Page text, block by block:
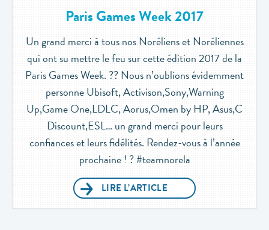
Paris Games Week 2017
Un grand merci à tous nos Noréliens et Noréliennes
qui ont su mettre le feu sur cette édition 2017 de la
Paris Games Week. ?? Nous n’oublions évidemment
personne Ubisoft, Activison,Sony,Warning
Up,Game One,LDLC, Aorus,Omen by HP, Asus,C
Discount,ESL… un grand merci pour leurs
confiances et leurs fidélités. Rendez-vous à l’année
prochaine ! ? #teamnorela
LIRE L’ARTICLE